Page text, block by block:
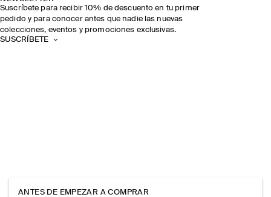
Suscríbete para recibir 10% de descuento en tu primer
pedido y para conocer antes que nadie las nuevas
colecciones, eventos y promociones exclusivas.
SUSCRÍBETE
ANTES DE EMPEZAR A COMPRAR